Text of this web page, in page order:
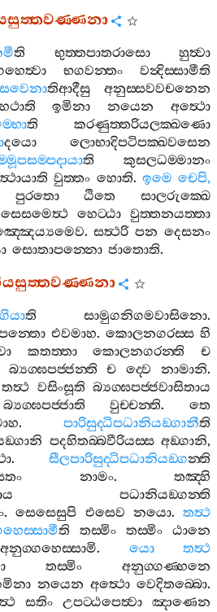
ති භුත‍්තපාතරාසො
හුත්‍වා
භගවන‍්තං
වන්‍දිස‍්සාමීති
තිආදීසු
අනුස‍්සවවචනෙන
ඉමිනා නයෙන
අත්‍ථො
ති
කරණුත‍්තරියලක‍්ඛණො
දයො
ලොභාදිපටිපක‍්ඛවසෙන
ති
කුසලධම‍්මානං
වුත‍්තං හොති. ඉමෙ චෙපි,
පුරතො ඨිතෙ
සාලරුක‍්ඛෙ
සෙසමෙත්‍ථ හෙට‍්ඨා වුත‍්තනයත‍්තා
.සත්‍ථරි පන දෙසනං
සොතාපන‍්නො ජාතොති.
ති සාමුගනිගමවාසිනො.
එවමාහ. කොලනගරස‍්ස හි
කතත‍්තා කොලනගරන‍්ති
ච
බ්‍යග‍්ඝපජ‍්ජන‍්ති ච ද‍්වෙ නාමානි.
තත්‍ථ වසිංසූති බ්‍යග‍්ඝපජ‍්ජවාසිතාය
බ්‍යග‍්ඝපජ‍්ජාති වුච‍්චන‍්ති.තෙ
. පාරිසුද‍්ධිපධානියඞ‍්ගානීති
පදහිතබ‍්බවීරියස‍්ස අඞ‍්ගානි,
. සීලපාරිසුද‍්ධිපධානියඞ‍්ගන‍්ති
නාමං. තඤ‍්හි
පධානියඞ‍්ගන‍්ති
.සෙසෙසුපි එසෙව නයො. තත්‍ථ
ති තස‍්මිං තස‍්මිං
ඨානෙ
අනුග‍්ගහෙස‍්සාමි. යො
තත්‍ථ
තස‍්මිං
අනුග‍්ගණ‍්හනෙ
නයෙන අත්‍ථො වෙදිතබ‍්බො.
සතිං උපට‍්ඨපෙත්‍වා
ඤාණෙන